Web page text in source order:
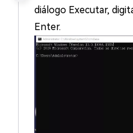
diálogo Executar,
Enter.